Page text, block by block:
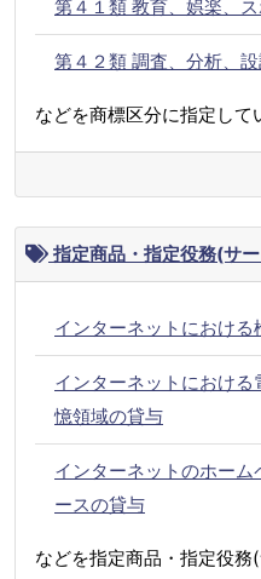
第４１類 教育、娯楽、
第４２類 調査、分析、
などを商標区分に指定して
指定商品・指定役務(サ
インターネットにおけ
インターネットにおけ
憶領域の貸与
インターネットのホー
ースの貸与
などを指定商品・指定役